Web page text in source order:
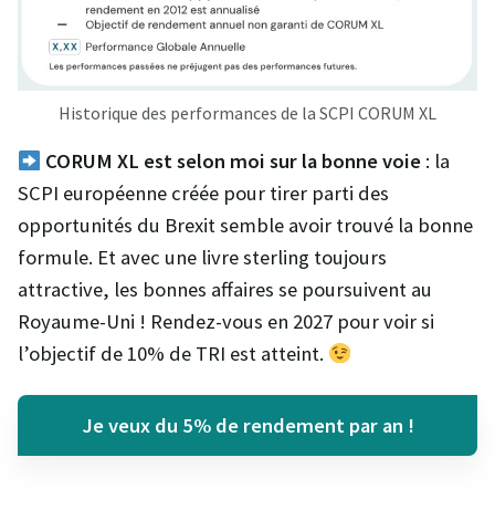
Historique des performances de la SCPI CORUM XL
CORUM XL est selon moi sur la bonne voie : la
SCPI européenne créée pour tirer parti des
opportunités du Brexit semble avoir trouvé la bonne
formule. Et avec une livre sterling toujours
attractive, les bonnes affaires se poursuivent au
Royaume-Uni ! Rendez-vous en 2027 pour voir si
l’objectif de 10% de TRI est atteint.
Je veux du 5% de rendement par an !